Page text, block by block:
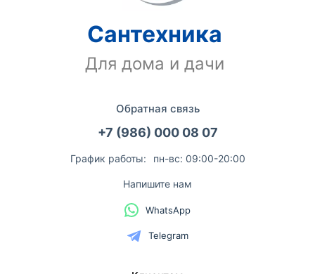
Сантехника
Для дома и дачи
Обратная связь
+7 (986) 000 08 07
График работы: пн-вс: 09:00-20:00
Напишите нам
WhatsApp
Telegram